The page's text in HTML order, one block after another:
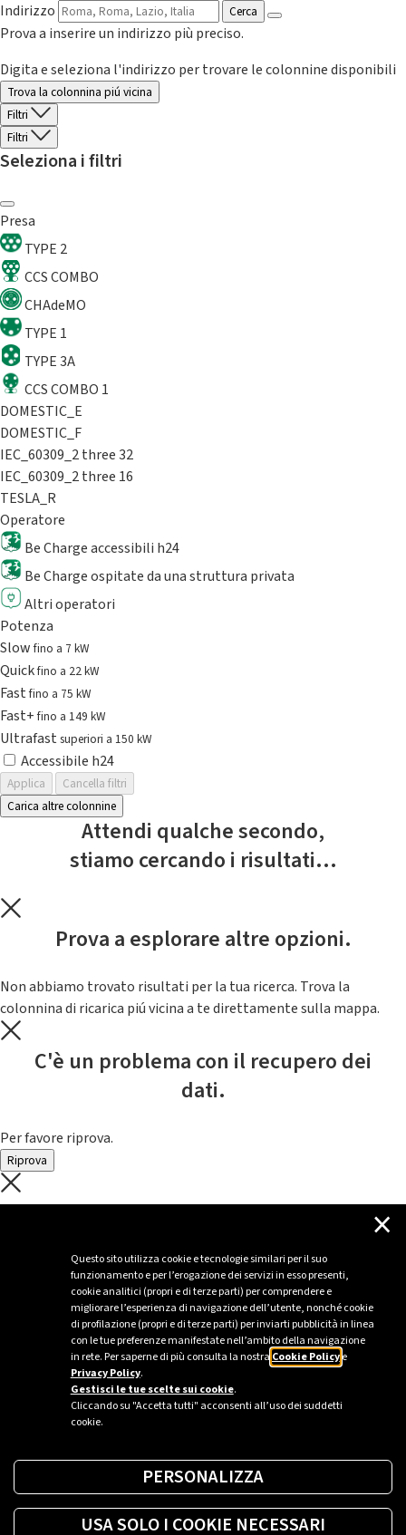
Questo sito utilizza cookie e tecnologie similari per il suo
funzionamento e per l’erogazione dei servizi in esso presenti,
cookie analitici (propri e di terze parti) per comprendere e
migliorare l’esperienza di navigazione dell’utente, nonché cookie
di profilazione (propri e di terze parti) per inviarti pubblicità in linea
con le tue preferenze manifestate nell’ambito della navigazione
in rete. Per saperne di più consulta la nostra Cookie Policye
Privacy Policy.
Gestisci le tue scelte sui cookie.
Cliccando su "Accetta tutti" acconsenti all’uso dei suddetti
cookie.
×
PERSONALIZZA
USA SOLO I COOKIE NECESSARI
Indirizzo
Cerca
Prova a inserire un indirizzo più preciso.
Digita e seleziona l'indirizzo per trovare le colonnine disponibili
Trova la colonnina piú vicina
Filtri
Filtri
Seleziona i filtri
Presa
TYPE 2
CCS COMBO
CHAdeMO
TYPE 1
TYPE 3A
CCS COMBO 1
DOMESTIC_E
DOMESTIC_F
IEC_60309_2 three 32
IEC_60309_2 three 16
TESLA_R
Operatore
Be Charge accessibili h24
Be Charge ospitate da una struttura privata
Altri operatori
Potenza
Slowfino a 7 kW
Quickfino a 22 kW
Fastfino a 75 kW
Fast+fino a 149 kW
Ultrafast superiori a 150 kW
Accessibile h24
Applica
Cancella filtri
Carica altre colonnine
Attendi qualche secondo,
stiamo cercando i risultati...
Prova a esplorare altre opzioni.
Non abbiamo trovato risultati per la tua ricerca. Trova la
colonnina di ricarica piú vicina a te direttamente sulla mappa.
C'è un problema con il recupero dei
dati.
Per favore riprova.
Riprova
C'è un problema con il recupero dei
Per favore riprova piú tardi
Sei un’azienda o una PA?
Trova la soluzione più giusta per te.
Richiedi una colonnina